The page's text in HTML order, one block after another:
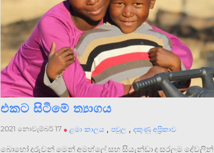
එකට සිටීමේ ත්‍යාගය
2021 නොවැම්බර් 17• ළමා කාලය , පවුල , දකුණු අප්‍රිකාව
බොහෝ දරුවන් මෙන් අමහ්ලේ සහ සියැන්ඩා ද සරලම දේවලින්